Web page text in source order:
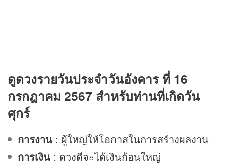
ดูดวงรายวันประจำวันอังคาร ที่ 16
กรกฎาคม 2567 สำหรับท่านที่เกิดวัน
ศุกร์
การงาน : ผู้ใหญ่ให้โอกาสในการสร้างผลงาน
การเงิน : ดวงดีจะได้เงินก้อนใหญ่